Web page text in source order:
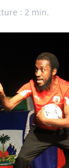
: 2 min.